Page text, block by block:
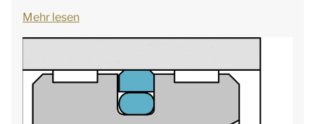
Mehr lesen